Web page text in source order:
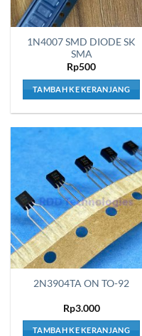
1N4007 SMD DIODE SK
SMA
Rp500
TAMBAH KE KERANJANG
2N3904TA ON TO-92
Rp3.000
TAMBAH KE KERANJANG